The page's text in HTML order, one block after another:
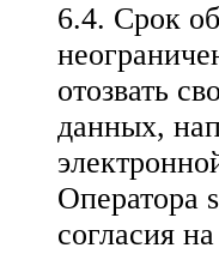
6.4. Срок
отозвать
данных,
Оператора
согласия